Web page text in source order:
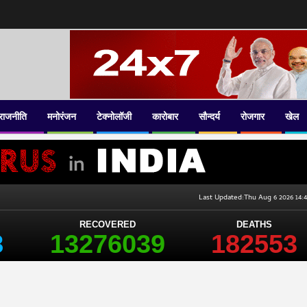
मनोरंजन टेक्नोलॉजी कारोबार सौन्दर्य रोजगार खेल